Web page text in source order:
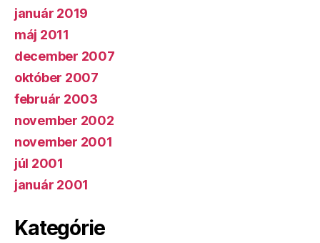
január 2019
máj 2011
december 2007
október 2007
február 2003
november 2002
november 2001
júl 2001
január 2001
Kategórie